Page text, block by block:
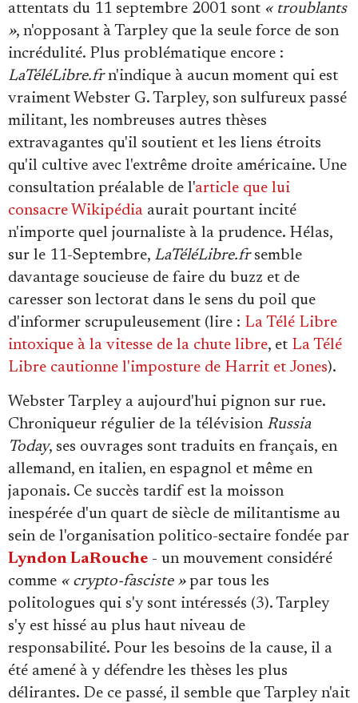
attentats du 11 septembre 2001 sont « troublants
», n'opposant à Tarpley que la seule force de son
incrédulité. Plus problématique encore :
LaTéléLibre.frn'indique à aucun moment qui est
vraiment Webster G. Tarpley, son sulfureux passé
militant, les nombreuses autres thèses
extravagantes qu'il soutient et les liens étroits
qu'il cultive avec l'extrême droite américaine. Une
consultation préalable de l'article que lui
consacre Wikipédia aurait pourtant incité
n'importe quel journaliste à la prudence. Hélas,
sur le 11-Septembre, LaTéléLibre.frsemble
davantage soucieuse de faire du buzz et de
caresser son lectorat dans le sens du poil que
d'informer scrupuleusement (lire : La Télé Libre
intoxique à la vitesse de la chute libre, et La Télé
Libre cautionne l'imposture de Harrit et Jones).
Webster Tarpley a aujourd'hui pignon sur rue.
Chroniqueur régulier de la télévision Russia
Today, ses ouvrages sont traduits en français, en
allemand, en italien, en espagnol et même en
japonais. Ce succès tardif est la moisson
inespérée d'un quart de siècle de militantisme au
sein de l'organisation politico-sectaire fondée par
Lyndon LaRouche - un mouvement considéré
comme « crypto-fasciste »par tous les
politologues qui s'y sont intéressés (3). Tarpley
s'y est hissé au plus haut niveau de
responsabilité. Pour les besoins de la cause, il a
été amené à y défendre les thèses les plus
délirantes. De ce passé, il semble que Tarpley n'ait